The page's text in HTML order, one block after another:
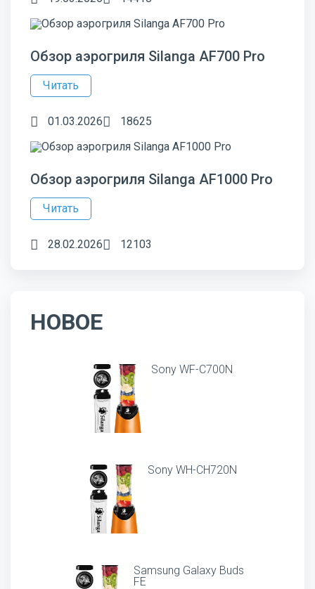
Обзор аэрогриля Silanga AF700 Pro
Читать
01.03.2026 18625
Обзор аэрогриля Silanga AF1000 Pro
Читать
28.02.2026 12103
НОВОЕ
Sony WF-C700N
Sony WH-CH720N
Samsung Galaxy Buds
FE